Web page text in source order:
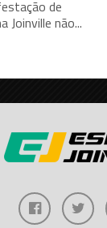
de
Joinville não...